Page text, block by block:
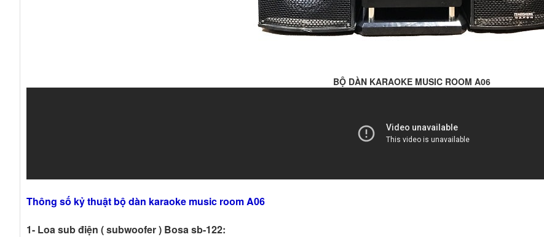
BỘ DÀN KARAOKE MUSIC ROOM A06
Thông số kỷ thuật bộ dàn karaoke music room A06
1- Loa sub điện ( subwoofer ) Bosa sb-122: